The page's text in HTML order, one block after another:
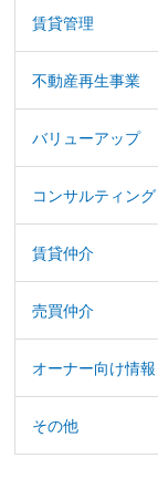
賃貸管理
不動産再生事業
バリューアップ
コンサルティング
賃貸仲介
売買仲介
オーナー向け情報
その他